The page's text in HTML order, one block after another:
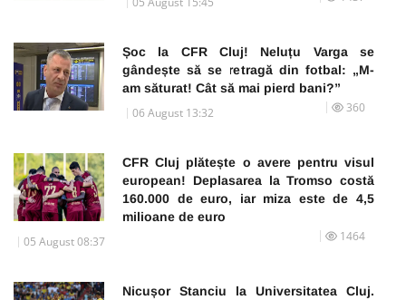
Șoc la CFR Cluj! Neluțu Varga se
gândește să se retragă din fotbal: „M-
am săturat! Cât să mai pierd bani?”
06 August 13:32 360
CFR Cluj plătește o avere pentru visul
european! Deplasarea la Tromso costă
160.000 de euro, iar miza este de 4,5
milioane de euro
05 August 08:37 1464
Nicușor Stanciu la Universitatea Cluj.